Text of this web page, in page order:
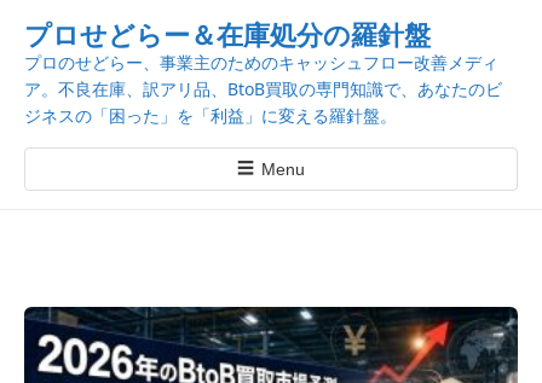
p
t
o
c
o
n
プロせどらー＆在庫処分の羅針盤
プロのせどらー、事業主のためのキャッシュフロー改善メディ
ア。不良在庫、訳アリ品、BtoB買取の専門知識で、あなたのビ
ジネスの「困った」を「利益」に変える羅針盤。
☰ Menu